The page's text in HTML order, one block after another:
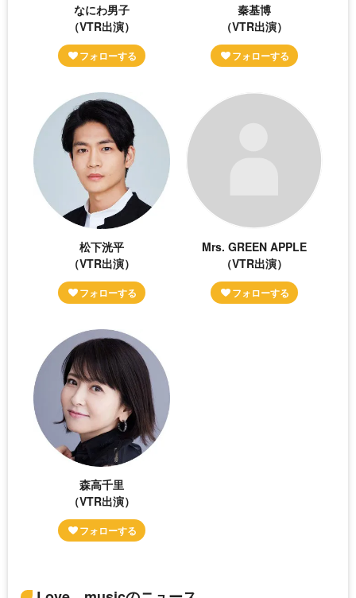
なにわ男子
（VTR出演）
秦基博
（VTR出演）
松下洸平
（VTR出演）
Mrs. GREEN APPLE
（VTR出演）
森高千里
（VTR出演）